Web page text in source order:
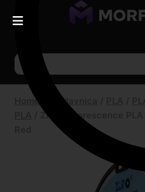
Home Prodavnica
ZIRO Fluorescence